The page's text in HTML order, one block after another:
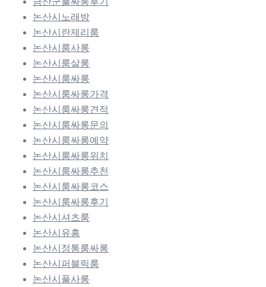
논산시노래방
논산시란제리룸
논산시룸사롱
논산시룸살롱
논산시룸싸롱
논산시룸싸롱가격
논산시룸싸롱견적
논산시룸싸롱문의
논산시룸싸롱예약
논산시룸싸롱위치
논산시룸싸롱추천
논산시룸싸롱코스
논산시룸싸롱후기
논산시셔츠룸
논산시유흥
논산시정통룸싸롱
논산시퍼블릭룸
논산시풀사롱